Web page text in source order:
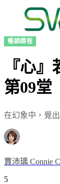
暢銷課程
『心
第09堂
在幻象中，覺
賈沛瑀 Connie
5